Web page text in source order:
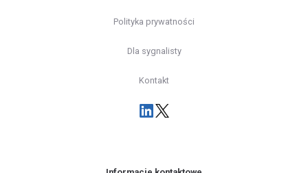
Polityka prywatności
Dla sygnalisty
Kontakt